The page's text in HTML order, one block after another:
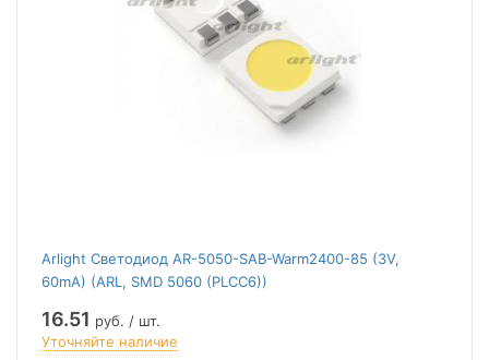
Arlight Светодиод AR-5050-SAB-Warm2400-85 (3V,
60mA) (ARL, SMD 5060 (PLCC6))
16.51 руб. / шт.
Уточняйте наличие